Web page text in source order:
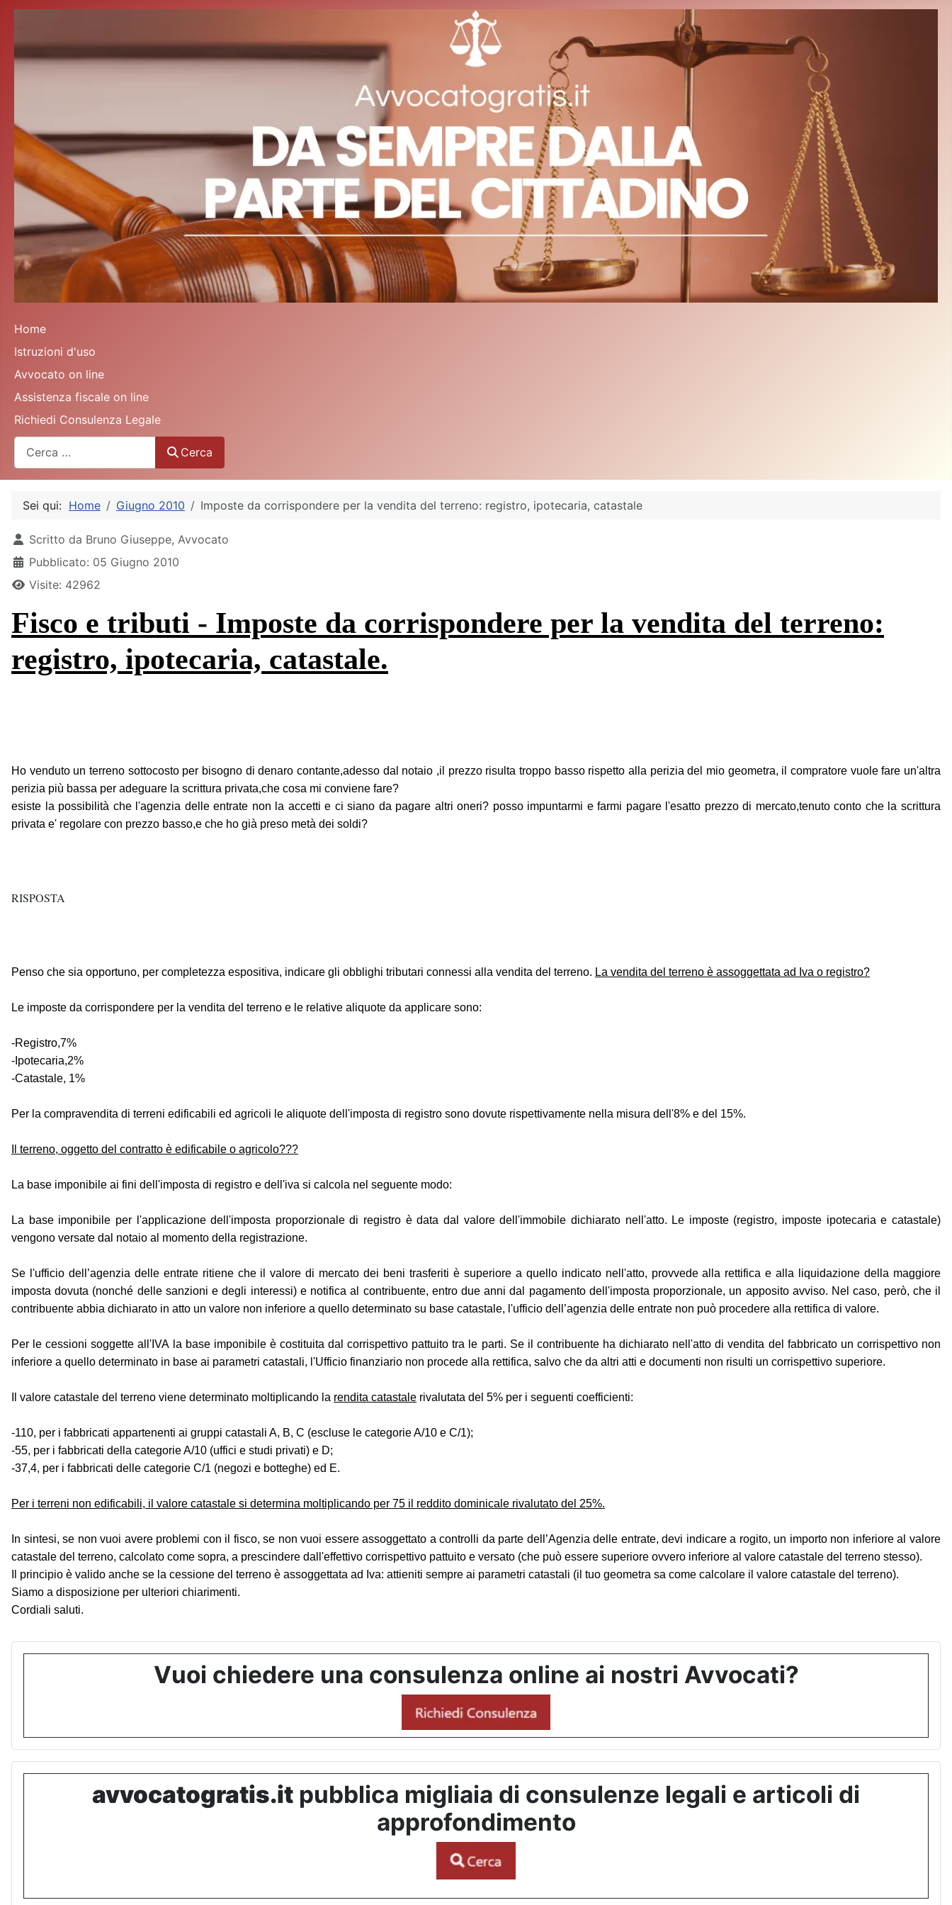
Home
Istruzioni d'uso
Avvocato on line
Assistenza fiscale on line
Richiedi Consulenza Legale
Cerca
Sei qui: Home Giugno 2010 Imposte da corrispondere per la vendita del terreno: registro, ipotecaria, catastale
Dettagli
Scritto da Bruno Giuseppe, Avvocato
Pubblicato: 05 Giugno 2010
Visite: 42962
Fisco e tributi - Imposte da corrispondere per la vendita del terreno:
registro, ipotecaria, catastale.
Ho venduto un terreno sottocosto per bisogno di denaro contante,adesso dal notaio ,il prezzo risulta troppo basso rispetto alla perizia del mio geometra, il compratore vuole fare un'altra
perizia più bassa per adeguare la scrittura privata,che cosa mi conviene fare?
esiste la possibilità che l'agenzia delle entrate non la accetti e ci siano da pagare altri oneri? posso impuntarmi e farmi pagare l'esatto prezzo di mercato,tenuto conto che la scrittura
privata e' regolare con prezzo basso,e che ho già preso metà dei soldi?
RISPOSTA
Penso che sia opportuno, per completezza espositiva, indicare gli obblighi tributari connessi alla vendita del terreno. La vendita del terreno è assoggettata ad Iva o registro?
Le imposte da corrispondere per la vendita del terreno e le relative aliquote da applicare sono:
-Registro,7%
-Ipotecaria,2%
-Catastale, 1%
Per la compravendita di terreni edificabili ed agricoli le aliquote dell'imposta di registro sono dovute rispettivamente nella misura dell'8% e del 15%.
Il terreno, oggetto del contratto è edificabile o agricolo???
La base imponibile ai fini dell'imposta di registro e dell'iva si calcola nel seguente modo:
La base imponibile per l'applicazione dell'imposta proporzionale di registro è data dal valore dell'immobile dichiarato nell'atto. Le imposte (registro, imposte ipotecaria e catastale)
vengono versate dal notaio al momento della registrazione.
Se l'ufficio dell’agenzia delle entrate ritiene che il valore di mercato dei beni trasferiti è superiore a quello indicato nell'atto, provvede alla rettifica e alla liquidazione della maggiore
imposta dovuta (nonché delle sanzioni e degli interessi) e notifica al contribuente, entro due anni dal pagamento dell'imposta proporzionale, un apposito avviso. Nel caso, però, che il
contribuente abbia dichiarato in atto un valore non inferiore a quello determinato su base catastale, l'ufficio dell’agenzia delle entrate non può procedere alla rettifica di valore.
Per le cessioni soggette all'IVA la base imponibile è costituita dal corrispettivo pattuito tra le parti. Se il contribuente ha dichiarato nell'atto di vendita del fabbricato un corrispettivo non
inferiore a quello determinato in base ai parametri catastali, l'Ufficio finanziario non procede alla rettifica, salvo che da altri atti e documenti non risulti un corrispettivo superiore.
Il valore catastale del terreno viene determinato moltiplicando la rendita catastale rivalutata del 5% per i seguenti coefficienti:
-110, per i fabbricati appartenenti ai gruppi catastali A, B, C (escluse le categorie A/10 e C/1);
-55, per i fabbricati della categorie A/10 (uffici e studi privati) e D;
-37,4, per i fabbricati delle categorie C/1 (negozi e botteghe) ed E.
Per i terreni non edificabili, il valore catastale si determina moltiplicando per 75 il reddito dominicale rivalutato del 25%.
In sintesi, se non vuoi avere problemi con il fisco, se non vuoi essere assoggettato a controlli da parte dell’Agenzia delle entrate, devi indicare a rogito, un importo non inferiore al valore
catastale del terreno, calcolato come sopra, a prescindere dall'effettivo corrispettivo pattuito e versato (che può essere superiore ovvero inferiore al valore catastale del terreno stesso).
Il principio è valido anche se la cessione del terreno è assoggettata ad Iva: attieniti sempre ai parametri catastali (il tuo geometra sa come calcolare il valore catastale del terreno).
Siamo a disposizione per ulteriori chiarimenti.
Cordiali saluti.
Vuoi chiedere una consulenza online ai nostri Avvocati?
avvocatogratis.it pubblica migliaia di consulenze legali e articoli di
approfondimento